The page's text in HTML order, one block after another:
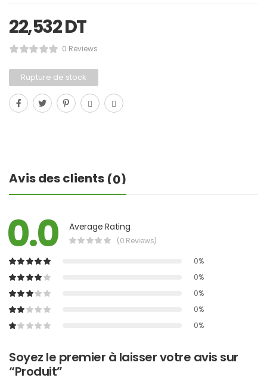
22,532DT
0 Reviews
Rupture de stock
Avis des clients (0)
0.0 Average Rating
(0 Reviews)
0%
0%
0%
0%
0%
Soyez le premier à laisser votre avis sur
“Produit”